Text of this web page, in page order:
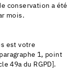
conservation a été
mois.
est votre
1, point
49a du RGPD].